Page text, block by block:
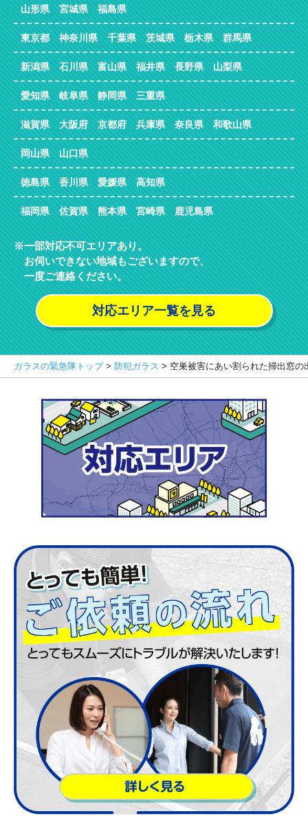
山形県 宮城県 福島県
東京都 神奈川県 千葉県 茨城県 栃木県 群馬県
新潟県 石川県 富山県 福井県 長野県 山梨県
愛知県 岐阜県 静岡県 三重県
滋賀県 大阪府 京都府 兵庫県 奈良県 和歌山県
岡山県 山口県
徳島県 香川県 愛媛県 高知県
福岡県 佐賀県 熊本県 宮崎県 鹿児島県
一部対応不可エリアあり。
お伺いできない地域もございますので、
一度ご連絡ください。
対応エリア一覧を見る
ガラスの緊急隊トップ> 防犯ガラス > 空巣被害にあい割られた掃出窓の